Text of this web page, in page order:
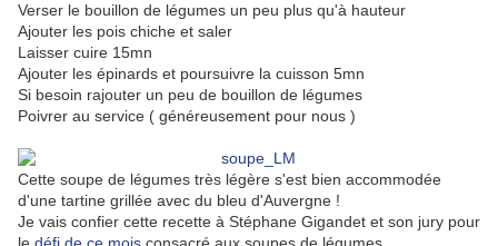
Verser le bouillon de légumes un peu plus qu'à hauteur
Ajouter les pois chiche et saler
Laisser cuire 15mn
Ajouter les épinards et poursuivre la cuisson 5mn
Si besoin rajouter un peu de bouillon de légumes
Poivrer au service ( généreusement pour nous )
Cette soupe de légumes très légère s'est bien accommodée
d'une tartine grillée avec du bleu d'Auvergne !
Je vais confier cette recette à Stéphane Gigandet et son jury pour